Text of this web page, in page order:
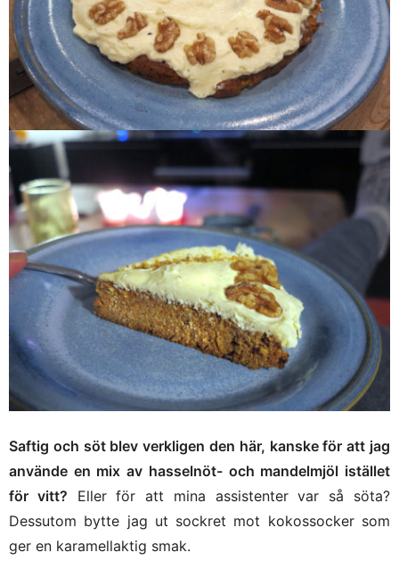
Saftig och söt blev verkligen den här, kanske för att jag
använde en mix av hasselnöt- och mandelmjöl istället
för vitt? Eller för att mina assistenter var så söta?
Dessutom bytte jag ut sockret mot kokossocker som
ger en karamellaktig smak.